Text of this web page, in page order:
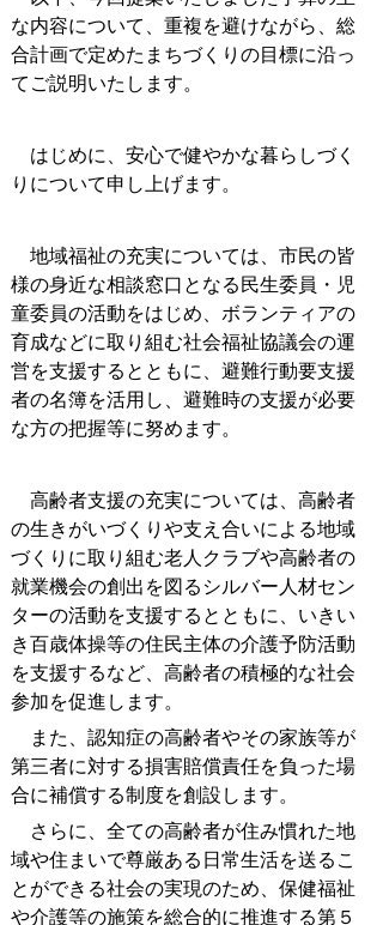
な内容について、重複を避けながら、総
合計画で定めたまちづくりの目標に沿っ
てご説明いたします。
はじめに、安心で健やかな暮らしづく
りについて申し上げます。
地域福祉の充実については、市民の皆
様の身近な相談窓口となる民生委員・児
童委員の活動をはじめ、ボランティアの
育成などに取り組む社会福祉協議会の運
営を支援するとともに、避難行動要支援
者の名簿を活用し、避難時の支援が必要
な方の把握等に努めます。
高齢者支援の充実については、高齢者
の生きがいづくりや支え合いによる地域
づくりに取り組む老人クラブや高齢者の
就業機会の創出を図るシルバー人材セン
ターの活動を支援するとともに、いきい
き百歳体操等の住民主体の介護予防活動
を支援するなど、高齢者の積極的な社会
参加を促進します。
また、認知症の高齢者やその家族等が
第三者に対する損害賠償責任を負った場
合に補償する制度を創設します。
さらに、全ての高齢者が住み慣れた地
域や住まいで尊厳ある日常生活を送るこ
とができる社会の実現のため、保健福祉
や介護等の施策を総合的に推進する第５